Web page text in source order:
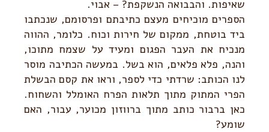
שאיפות. והבבואה הנשקפת? – אבוי.
הספרים מוכיחים מעצם כתיבתם ופרסומם, שנכתבו
ביד בוטחת, ממקום של חירות וכוח. כלומר, ההווה
מנכיח את העבר הפגום ומעיד על שצמח מתוכו,
והנה, פלא פלאים, הוא בשל. במעשה הכתיבה מוסר
לנו הכותב: שרדתי כדי לספר, וראו את קסם הבשלת
הפרי המתוק מתוך תלאות הפרח האומלל והשחוח.
כאן ברבור כותב מתוך ברווזון מכוער, עבור, האם
שומע?